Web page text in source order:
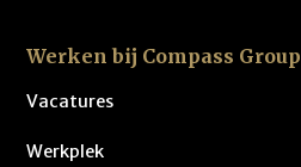
Werken bij Compass Group
Vacatures
Werkplek